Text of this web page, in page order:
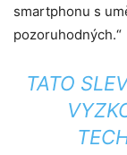
smartphonu s
pozoruhodných.“
TATO